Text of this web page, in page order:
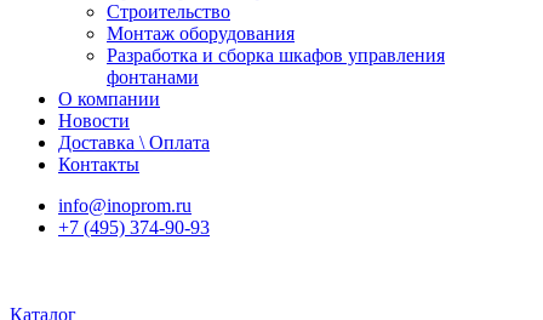
Строительство
Монтаж оборудования
Разработка и сборка шкафов управления
фонтанами
О компании
Новости
Доставка \ Оплата
Контакты
info@inoprom.ru
+7 (495) 374-90-93
Каталог